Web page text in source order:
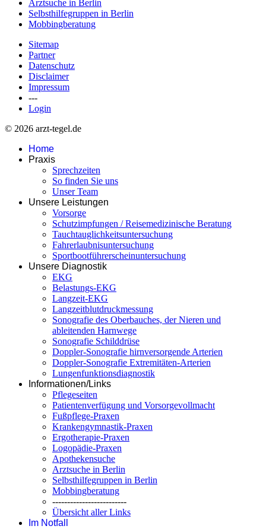
Arztsuche in Berlin
Selbsthilfegruppen in Berlin
Mobbingberatung
Sitemap
Partner
Datenschutz
Disclaimer
Impressum
---
Login
© 2026 arzt-tegel.de
Home
Praxis
Sprechzeiten
So finden Sie uns
Unser Team
Unsere Leistungen
Vorsorge
Schutzimpfungen / Reisemedizinische Beratung
Tauchtauglichkeitsuntersuchung
Fahrerlaubnisuntersuchung
Sportbootführerscheinuntersuchung
Unsere Diagnostik
EKG
Belastungs-EKG
Langzeit-EKG
Langzeitblutdruckmessung
Sonografie des Oberbauches, der Nieren und
ableitenden Harnwege
Sonografie Schilddrüse
Doppler-Sonografie hirnversorgende Arterien
Doppler-Sonografie Extremitäten-Arterien
Lungenfunktionsdiagnostik
Informationen/Links
Pflegeseiten
Patientenverfügung und Vorsorgevollmacht
Fußpflege-Praxen
Krankengymnastik-Praxen
Ergotherapie-Praxen
Logopädie-Praxen
Apothekensuche
Arztsuche in Berlin
Selbsthilfegruppen in Berlin
Mobbingberatung
-------------------------
Übersicht aller Links
Im Notfall